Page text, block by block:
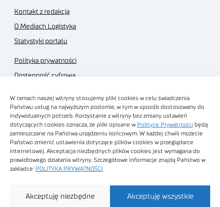
W ramach naszej witryny stosujemy pliki cookies w celu świadczenia
Państwu usług na najwyższym poziomie, w tym w sposób dostosowany do
indywidualnych potrzeb. Korzystanie z witryny bez zmiany ustawień
dotyczących cookies oznacza, że pliki opisane w Polityce Prywatności będą
zamieszczane na Państwa urządzeniu końcowym. W każdej chwili możecie
Państwo zmienić ustawienia dotyczące plików cookies w przeglądarce
internetowej. Akceptacja niezbędnych plików cookies jest wymagana do
prawidłowego działania witryny. Szczegółowe informacje znajdą Państwo w
zakładce: POLITYKA PRYWATNOŚCI
Akceptuję wszystkie
Akceptuję niezbędne
Kontakt z redakcją
O Mediach Logistyka
Statystyki portalu
Polityka prywatności
Dostępność cyfrowa
Regulamin sklepu
Obrazy stockowe
autorstwa
Technologiczny